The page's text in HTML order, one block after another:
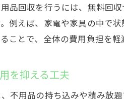
費用相
遺
品回収を行うには、無料回
例えば、家電や家具の中で
ことで、全体の費用負担を軽
を抑える工夫
不用品の持ち込みや積み放